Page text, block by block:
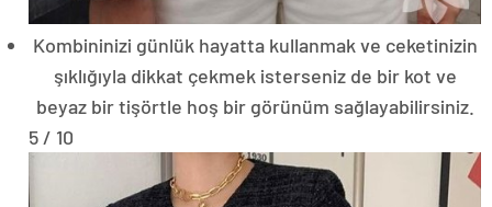
Kombininizi günlük hayatta kullanmak ve ceketinizin
şıklığıyla dikkat çekmek isterseniz de bir kot ve
beyaz bir tişörtle hoş bir görünüm sağlayabilirsiniz.
5 / 10